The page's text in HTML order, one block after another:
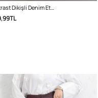
Kontrast Dikişli Denim Etek Y0115 - KAHVERENGİ